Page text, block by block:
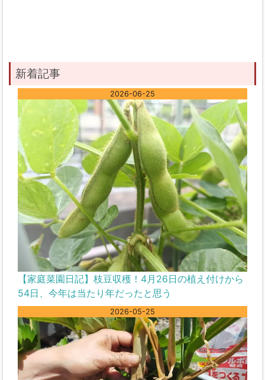
新着記事
2026-06-25
【家庭菜園日記】枝豆収穫！4月26日の植え付けから
54日、今年は当たり年だったと思う
2026-05-25